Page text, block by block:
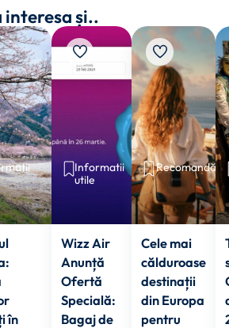
interesa și..
în
Informatii
utile
Wizz Air
Anunță
Ofertă
Specială:
Bagaj de
Recomandări
Cele mai
călduroase
destinații
din Europa
pentru